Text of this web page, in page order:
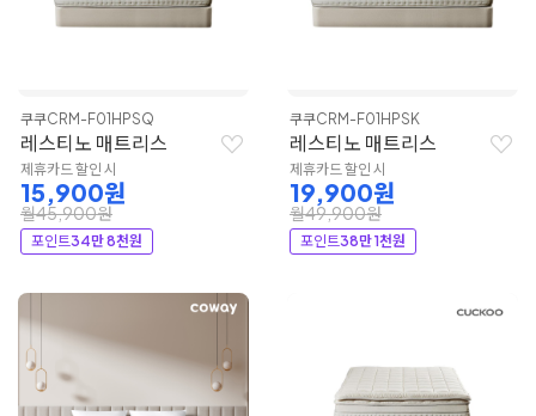
쿠쿠CRM-F01HPSQ
레스티노 매트리스
제휴카드 할인 시
15,900원
월45,900원
포인트34만 8천원
쿠쿠CRM-F01HPSK
레스티노 매트리스
제휴카드 할인 시
19,900원
월49,900원
포인트38만 1천원